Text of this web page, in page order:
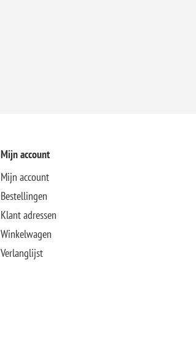
Mijn account
Mijn account
Bestellingen
Klant adressen
Winkelwagen
Verlanglijst